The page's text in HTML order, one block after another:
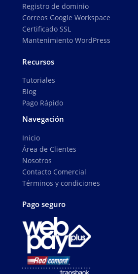
Registro de dominio
Correos Google Workspace
Certificado SSL
Mantenimiento WordPress
Recursos
Tutoriales
Blog
Pago Rápido
Navegación
Inicio
Área de Clientes
Nosotros
Contacto Comercial
Términos y condiciones
Pago seguro